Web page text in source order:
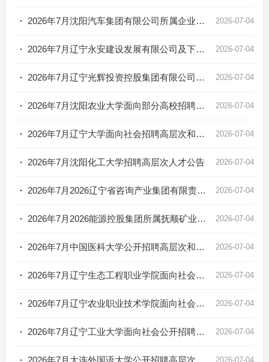
· 2026年7月沈阳汽车集团有限公司所属企业沈汽华制汽车产业服务有限公司招聘公告 2026-07-04
· 2026年7月辽宁永安建设发展有限公司及下属子公司招聘工作人员公告 2026-07-04
· 2026年7月辽宁光辉投资控股集团有限公司及下属子公司招聘工作人员公告 2026-07-04
· 2026年7月沈阳农业大学面向部分高校招聘思政课教师公告 2026-07-04
· 2026年7月辽宁大学面向社会招聘高层次和急需紧缺人才招聘公告 2026-07-04
· 2026年7月沈阳化工大学招聘高层次人才公告 2026-07-04
· 2026年7月2026辽宁省咨询产业集团有限责任公司招聘公告 2026-07-04
· 2026年7月2026能源控股集团所属抚顺矿业集团有限责任公司招聘公告 2026-07-04
· 2026年7月中国医科大学公开招聘高层次和急需紧缺人才公告 2026-07-04
· 2026年7月辽宁生态工程职业学院面向社会公开招聘高层次人才招聘公告 2026-07-04
· 2026年7月辽宁农业职业技术学院面向社会公开招聘工作人员公告 2026-07-04
· 2026年7月辽宁工业大学面向社会公开招聘高层次和急需紧缺人才公告 2026-07-04
· 2026年7月大连外国语大学公开招聘高层次和急需紧缺人才招聘公告 2026-07-04